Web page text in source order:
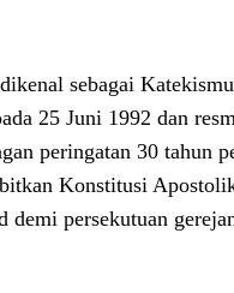
sebagai
25 Juni 1992 dan
peringatan 30 tahun
Konstitusi
persekutuan